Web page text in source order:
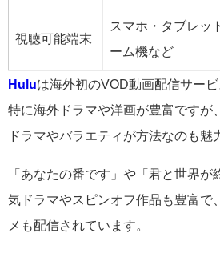
視聴可能端末
スマホ・タブレッ
ーム機など
Huluは海外初のVOD動画配信サービ
特に海外ドラマや洋画が豊富ですが
ドラマやバラエティが方法なのも魅
「あなたの番です」や「君と世界が
気ドラマやスピンオフ作品も豊富で
メも配信されています。